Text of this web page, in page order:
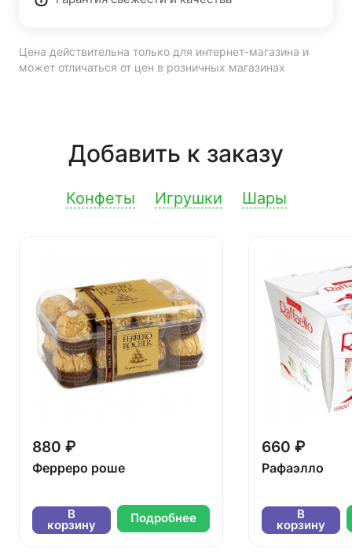
Цена действительна только для интернет-магазина и
может отличаться от цен в розничных магазинах
Добавить к заказу
Конфеты Игрушки Шары
880 ₽
Ферреро роше
В
корзину Подробнее
660 ₽
Рафаэлло
В
корзину